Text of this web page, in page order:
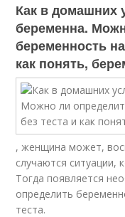
Как в домашних
беременна.
беременность
как понять,
, женщина может,
случаются ситуации,
Тогда появляется
определить
теста.